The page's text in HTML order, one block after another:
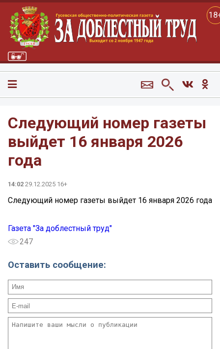
Следующий номер газеты
выйдет 16 января 2026
года
14:02 29.12.2025 16+
Следующий номер газеты выйдет 16 января 2026 года
Газета "За доблестный труд"
247
Оставить сообщение: